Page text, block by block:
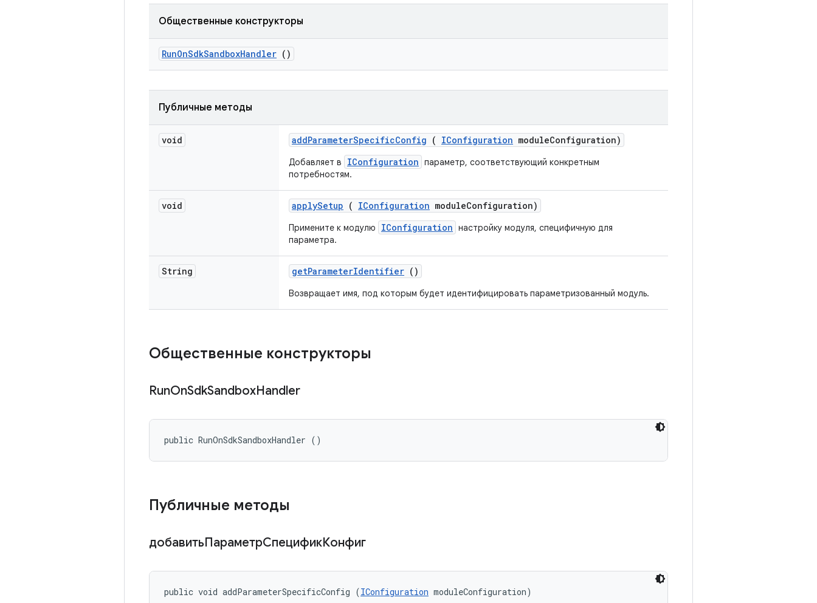
Общественные конструкторы
RunOnSdkSandboxHandler ()
Публичные методы
void addParameterSpecificConfig ( IConfiguration moduleConfiguration)
Добавляет в IConfiguration параметр, соответствующий конкретным
потребностям.
void applySetup ( IConfiguration moduleConfiguration)
Примените к модулю IConfiguration настройку модуля, специфичную для
параметра.
String getParameterIdentifier ()
Возвращает имя, под которым будет идентифицировать параметризованный модуль.
Общественные конструкторы
RunOnSdkSandboxHandler
public RunOnSdkSandboxHandler ()
Публичные методы
добавитьПараметрСпецификКонфиг
public void addParameterSpecificConfig (IConfiguration moduleConfiguration)